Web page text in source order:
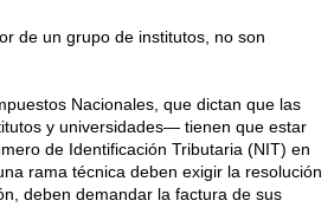
de un grupo de institutos, no son
Nacionales, que dictan que las
y universidades— tienen que estar
de Identificación Tributaria (NIT) en
rama técnica deben exigir la resolución
deben demandar la factura de sus